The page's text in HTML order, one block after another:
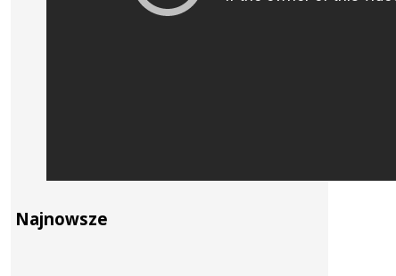
Najnowsze